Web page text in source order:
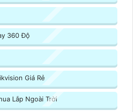
360 Độ
Giá Rẻ
Lắp Ngoài Trời